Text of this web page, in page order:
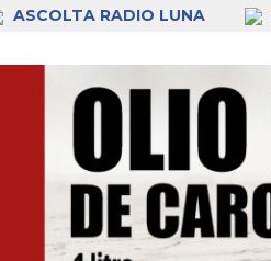
ASCOLTA RADIO LUNA